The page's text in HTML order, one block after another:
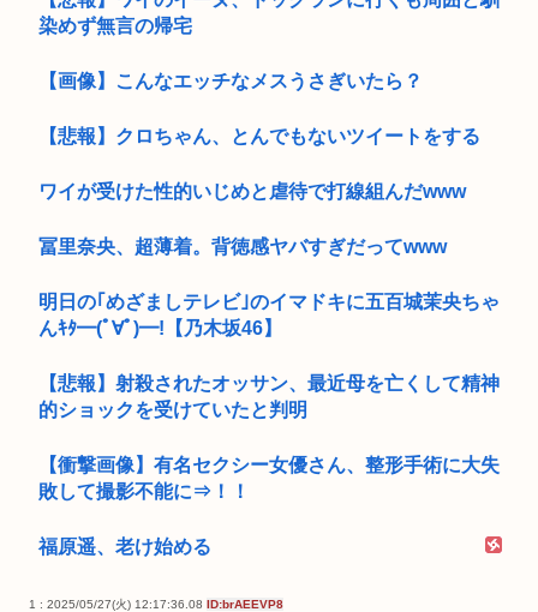
染めず無言の帰宅
【画像】こんなエッチなメスうさぎいたら？
【悲報】クロちゃん、とんでもないツイートをする
ワイが受けた性的いじめと虐待で打線組んだwww
冨里奈央、超薄着。背徳感ヤバすぎだってwww
明日の｢めざましテレビ｣のイマドキに五百城茉央ちゃ
んｷﾀ━(ﾟ∀ﾟ)━!【乃木坂46】
【悲報】射殺されたオッサン、最近母を亡くして精神
的ショックを受けていたと判明
【衝撃画像】有名セクシー女優さん、整形手術に大失
敗して撮影不能に⇒！！
福原遥、老け始める
1 : 2025/05/27(火) 12:17:36.08 ID:brAEEVP8